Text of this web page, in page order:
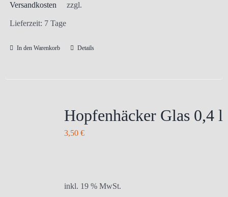
zzgl.
Versandkosten
Lieferzeit: 7 Tage
In den Warenkorb Details
Hopfenhäcker Glas 0,4 l
3,50 €
inkl. 19 % MwSt.